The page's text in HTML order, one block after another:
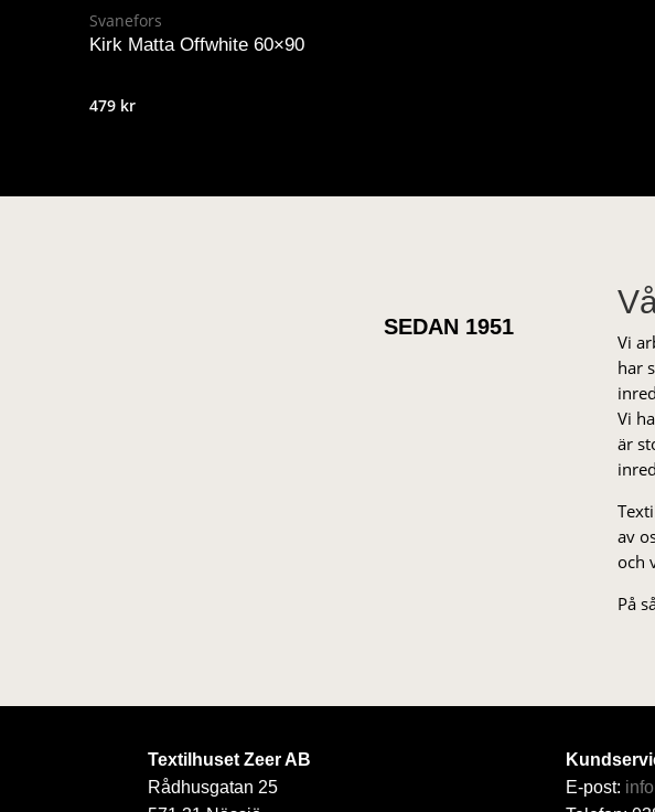
Svanefors
Kirk Matta Offwhite 60×90
479 kr
SEDAN 1951
Vi
har
Vi
är
av
och
På
Textilhuset Zeer AB
Rådhusgatan 25
E-post: